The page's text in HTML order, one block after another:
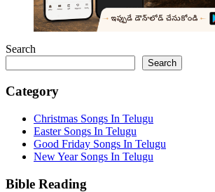
Search
Search
Category
Christmas Songs In Telugu
Easter Songs In Telugu
Good Friday Songs In Telugu
New Year Songs In Telugu
Bible Reading